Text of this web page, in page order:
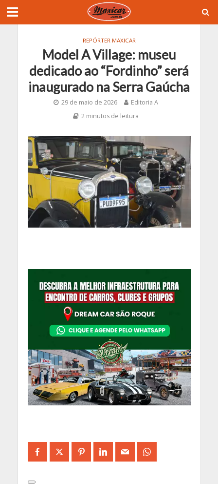
REPÓRTER MAXICAR
Model A Village: museu
dedicado ao “Fordinho” será
inaugurado na Serra Gaúcha
29 de maio de 2026
Editoria A
2 minutos de leitura